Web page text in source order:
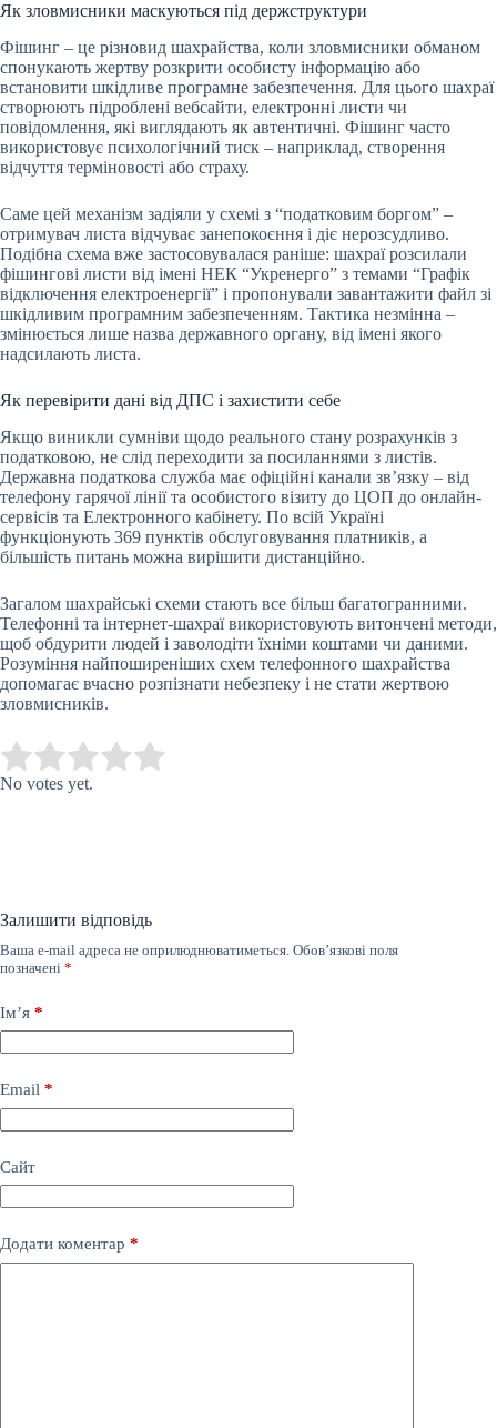
Як зловмисники маскуються під держструктури
Фішинг – це різновид шахрайства, коли зловмисники обманом
спонукають жертву розкрити особисту інформацію або
встановити шкідливе програмне забезпечення. Для цього шахраї
створюють підроблені вебсайти, електронні листи чи
повідомлення, які виглядають як автентичні. Фішинг часто
використовує психологічний тиск – наприклад, створення
відчуття терміновості або страху.
Саме цей механізм задіяли у схемі з “податковим боргом” –
отримувач листа відчуває занепокоєння і діє нерозсудливо.
Подібна схема вже застосовувалася раніше: шахраї розсилали
фішингові листи від імені НЕК “Укренерго” з темами “Графік
відключення електроенергії” і пропонували завантажити файл зі
шкідливим програмним забезпеченням. Тактика незмінна –
змінюється лише назва державного органу, від імені якого
надсилають листа.
Як перевірити дані від ДПС і захистити себе
Якщо виникли сумніви щодо реального стану розрахунків з
податковою, не слід переходити за посиланнями з листів.
Державна податкова служба має офіційні канали зв’язку – від
телефону гарячої лінії та особистого візиту до ЦОП до онлайн-
сервісів та Електронного кабінету. По всій Україні
функціонують 369 пунктів обслуговування платників, а
більшість питань можна вирішити дистанційно.
Загалом шахрайські схеми стають все більш багатогранними.
Телефонні та інтернет-шахраї використовують витончені методи,
щоб обдурити людей і заволодіти їхніми коштами чи даними.
Розуміння найпоширеніших схем телефонного шахрайства
допомагає вчасно розпізнати небезпеку і не стати жертвою
зловмисників.
Rate this item:
No votes yet.
Залишити відповідь
Ваша e-mail адреса не оприлюднюватиметься. Обов’язкові поля
позначені *
Ім’я *
Email *
Сайт
Додати коментар *